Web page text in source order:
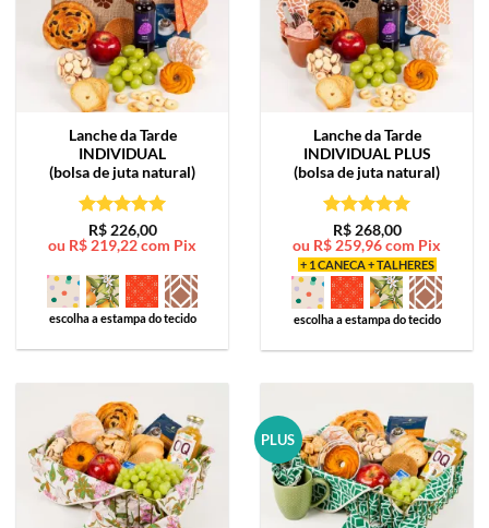
Lanche da Tarde
INDIVIDUAL
(bolsa de juta natural)
Avaliação5
de 5
R$226,00
ou R$219,22com Pix
escolha a estampa do tecido
Lanche da Tarde
INDIVIDUAL PLUS
(bolsa de juta natural)
Avaliação5
de 5
R$268,00
ou R$259,96com Pix
+ 1 CANECA + TALHERES
escolha a estampa do tecido
PLUS